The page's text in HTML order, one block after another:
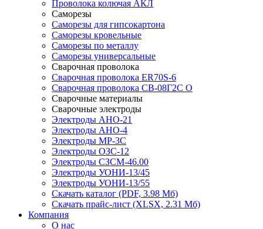
Проволока колючая АКЛ
Саморезы
Саморезы для гипсокартона
Саморезы кровельные
Саморезы по металлу
Саморезы универсальные
Сварочная проволока
Сварочная проволока ER70S-6
Сварочная проволока СВ-08Г2С О
Сварочные материалы
Сварочные электроды
Электроды АНО-21
Электроды АНО-4
Электроды МР-3С
Электроды ОЗС-12
Электроды СЗСМ-46.00
Электроды УОНИ-13/45
Электроды УОНИ-13/55
Скачать каталог (PDF, 3.98 Мб)
Скачать прайс-лист (XLSX, 2.31 Мб)
Компания
О нас